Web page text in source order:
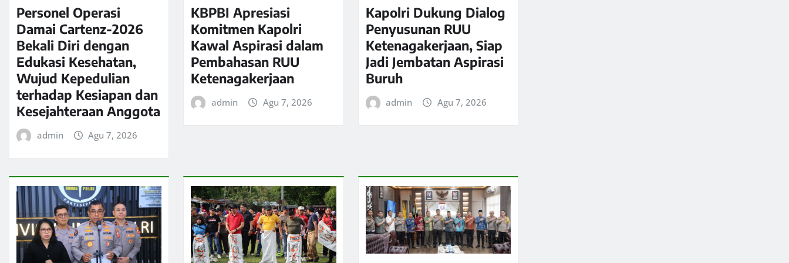
Personel Operasi
Damai Cartenz-2026
Bekali Diri dengan
Edukasi Kesehatan,
Wujud Kepedulian
terhadap Kesiapan dan
Kesejahteraan Anggota
admin Agu 7, 2026
KBPBI Apresiasi
Komitmen Kapolri
Kawal Aspirasi dalam
Pembahasan RUU
Ketenagakerjaan
admin Agu 7, 2026
Kapolri Dukung Dialog
Penyusunan RUU
Ketenagakerjaan, Siap
Jadi Jembatan Aspirasi
Buruh
admin Agu 7, 2026